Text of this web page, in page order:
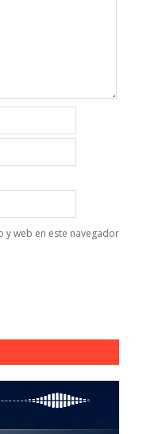
web en este navegador